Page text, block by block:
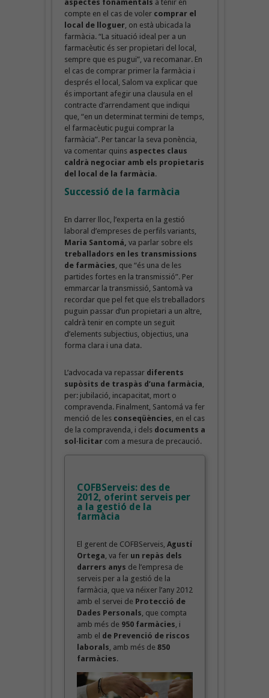
aspectes fonamentals a tenir en
compte en el cas de voler comprar el
local de lloguer, on està ubicada la
farmàcia. “La situació ideal per a un
farmacèutic és ser propietari del local,
sempre que es pugui”, va recomanar. En
el cas de comprar primer la farmàcia i
després el local, Salom va explicar que
és important afegir una clausula en el
contracte d’arrendament que indiqui
que, “en un determinat termini de temps,
el farmacèutic pugui comprar la
farmàcia”. Per tancar la seva ponència,
va comentar quins aspectes claus
caldrà negociar amb els propietaris
del local de la farmàcia.
Successió de la farmàcia
En darrer lloc, l’experta en la gestió
laboral d’empreses de perfils variants,
Maria Santomá, va parlar sobre els
treballadors en les transmissions
de farmàcies , que “és una de les
partides fortes en la transmissió”. Per
emmarcar la transmissió, Santomà va
recordar que pel fet que els treballadors
puguin passar d’un propietari a un altre,
caldrà tenir en compte un seguit
d’elements subjectius, objectius, una
forma clara i una data.
L’advocada va repassar diferents
supòsits de traspàs d’una farmàcia
per: jubilació, incapacitat, mort o
compravenda. Finalment, Santomá va fer
menció de les conseqüències , en el cas
de la compravenda, i dels documents a
sol·licitarcom a mesura de precaució.
COFBServeis: des de
2012, oferint serveis per
a la gestió de la
farmàcia
El gerent de COFBServeis, Agustí
Ortega , va fer un repàs dels
darrers anys de l’empresa de
serveis per a la gestió de la
farmàcia, que va néixer l’any 2012
amb el servei de Protecció de
Dades Personals , que compta
amb més de 950 farmàcies , i
amb el de Prevenció de riscos
laborals , amb més de 850
farmàcies.